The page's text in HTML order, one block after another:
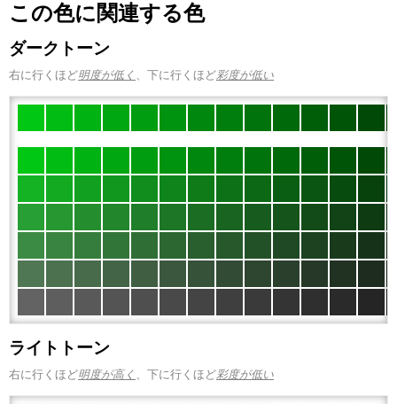
この色に関連する色
ダークトーン
右に行くほど明度が低く 、下に行くほど彩度が低い
ライトトーン
右に行くほど明度が高く 、下に行くほど彩度が低い